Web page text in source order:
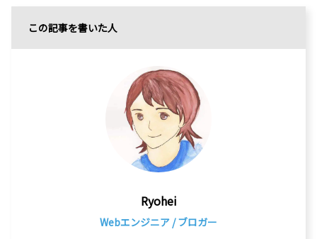
この記事を書いた人
Ryohei
Webエンジニア / ブロガー